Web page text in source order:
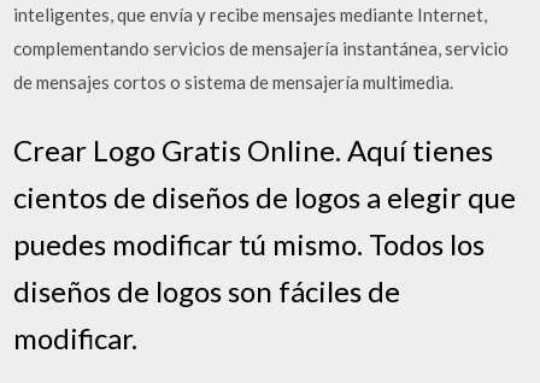
inteligentes, que envía y recibe mensajes mediante Internet,
complementando servicios de mensajería instantánea, servicio
de mensajes cortos o sistema de mensajería multimedia.
Crear Logo Gratis Online. Aquí tienes
cientos de diseños de logos a elegir que
puedes modificar tú mismo. Todos los
diseños de logos son fáciles de
modificar.